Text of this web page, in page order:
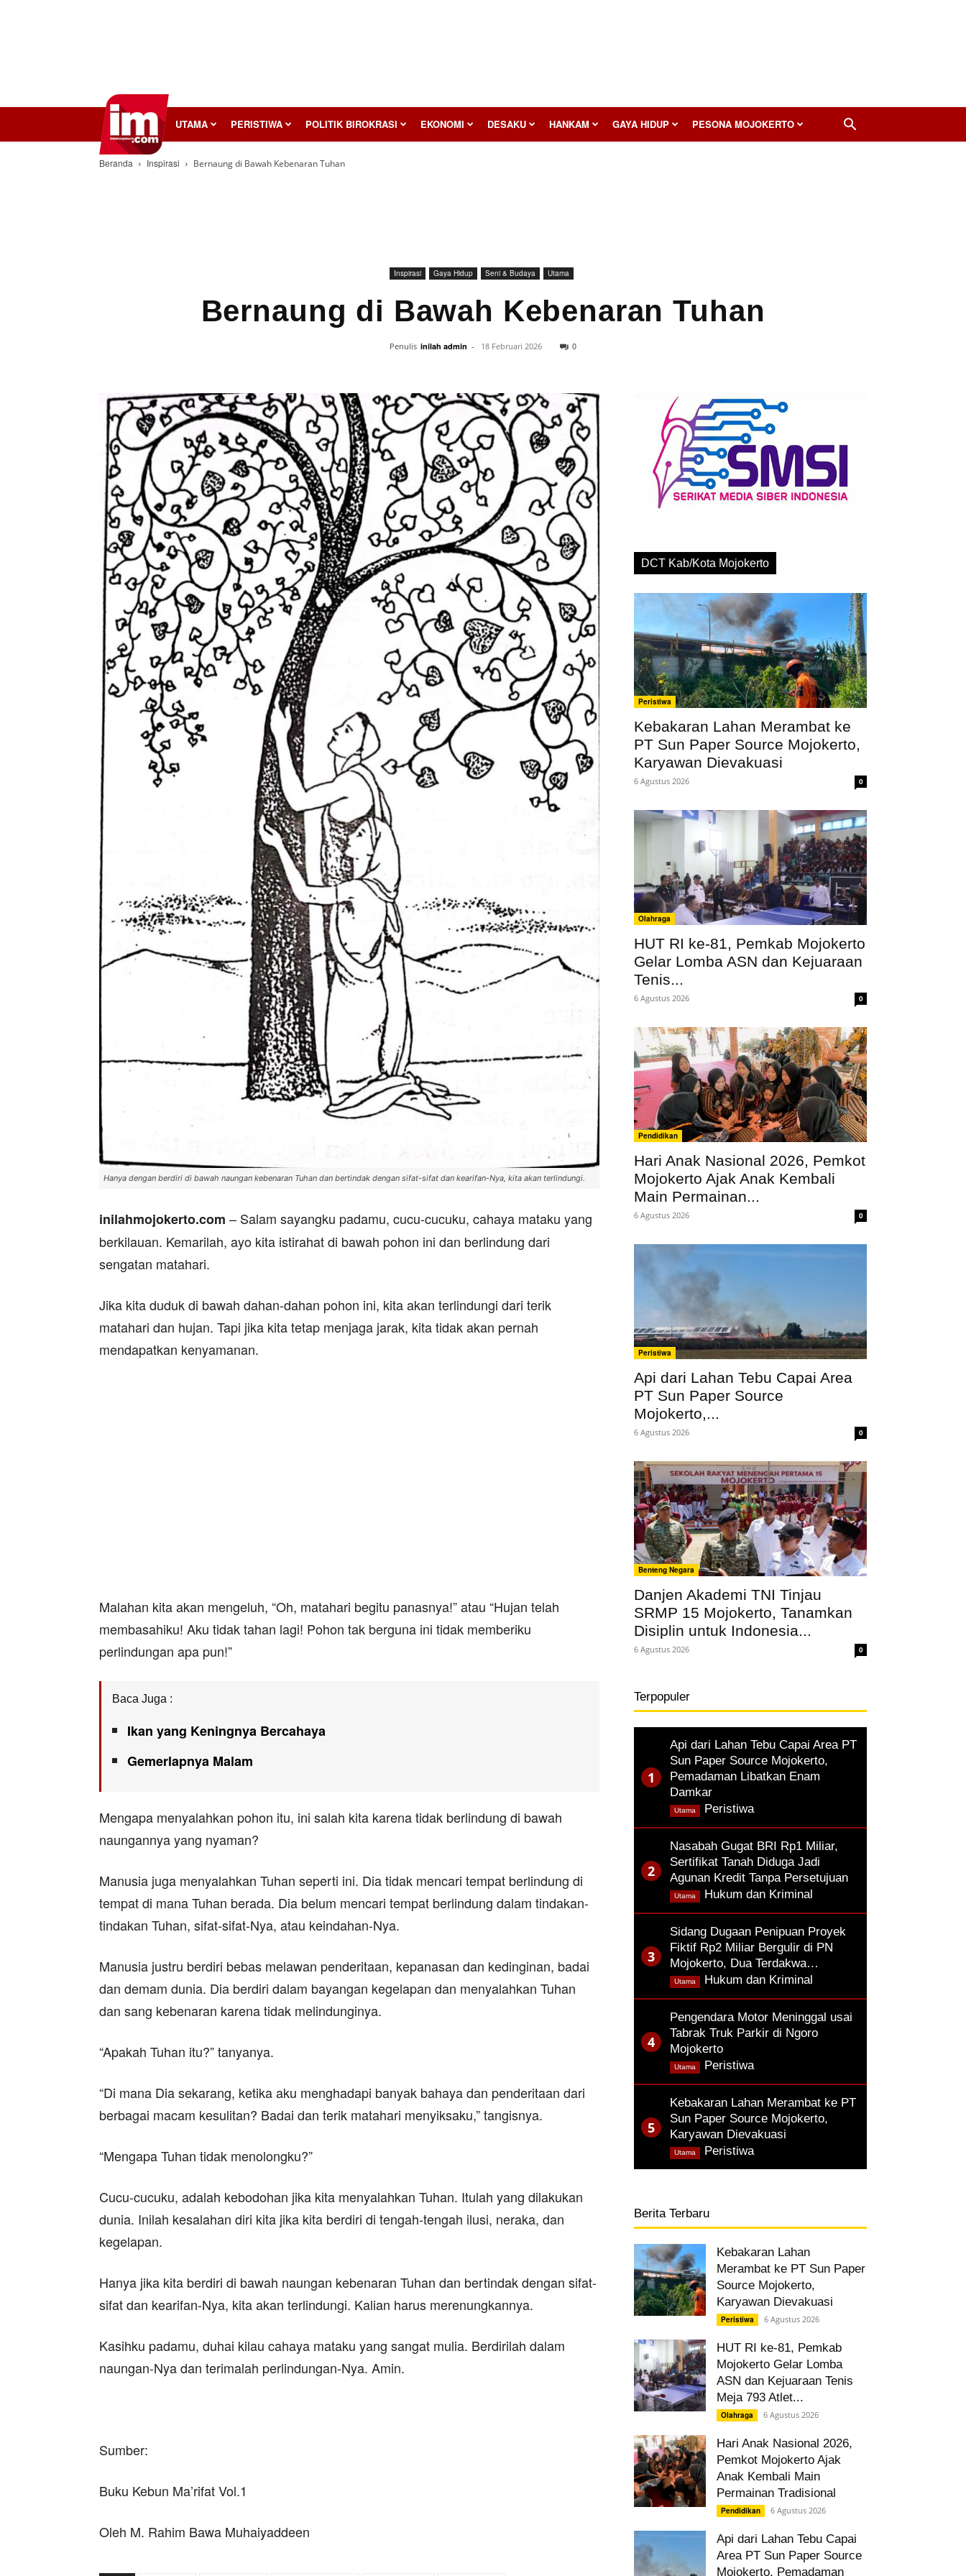
InilahMojokerto UTAMA PERISTIWA POLITIK BIROKRASI EKONOMI DESAKU HANKAM GAYA HIDUP PESONA MOJOKERTO
Beranda Inspirasi Bernaung di Bawah Kebenaran Tuhan
Inspirasi Gaya Hidup Seni & Budaya Utama
Bernaung di Bawah Kebenaran Tuhan
Penulis inilah admin - 18 Februari 2026 0
Hanya dengan berdiri di bawah naungan kebenaran Tuhan dan bertindak dengan sifat-sifat dan kearifan-Nya, kita akan terlindungi.
inilahmojokerto.com – Salam sayangku padamu, cucu-cucuku, cahaya mataku yang
berkilauan. Kemarilah, ayo kita istirahat di bawah pohon ini dan berlindung dari
sengatan matahari.
Jika kita duduk di bawah dahan-dahan pohon ini, kita akan terlindungi dari terik
matahari dan hujan. Tapi jika kita tetap menjaga jarak, kita tidak akan pernah
mendapatkan kenyamanan.
Malahan kita akan mengeluh, “Oh, matahari begitu panasnya!” atau “Hujan telah
membasahiku! Aku tidak tahan lagi! Pohon tak berguna ini tidak memberiku
perlindungan apa pun!”
Baca Juga :
Ikan yang Keningnya Bercahaya
Gemerlapnya Malam
Mengapa menyalahkan pohon itu, ini salah kita karena tidak berlindung di bawah
naungannya yang nyaman?
Manusia juga menyalahkan Tuhan seperti ini. Dia tidak mencari tempat berlindung di
tempat di mana Tuhan berada. Dia belum mencari tempat berlindung dalam tindakan-
tindakan Tuhan, sifat-sifat-Nya, atau keindahan-Nya.
Manusia justru berdiri bebas melawan penderitaan, kepanasan dan kedinginan, badai
dan demam dunia. Dia berdiri dalam bayangan kegelapan dan menyalahkan Tuhan
dan sang kebenaran karena tidak melindunginya.
“Apakah Tuhan itu?” tanyanya.
“Di mana Dia sekarang, ketika aku menghadapi banyak bahaya dan penderitaan dari
berbagai macam kesulitan? Badai dan terik matahari menyiksaku,” tangisnya.
“Mengapa Tuhan tidak menolongku?”
Cucu-cucuku, adalah kebodohan jika kita menyalahkan Tuhan. Itulah yang dilakukan
dunia. Inilah kesalahan diri kita jika kita berdiri di tengah-tengah ilusi, neraka, dan
kegelapan.
Hanya jika kita berdiri di bawah naungan kebenaran Tuhan dan bertindak dengan sifat-
sifat dan kearifan-Nya, kita akan terlindungi. Kalian harus merenungkannya.
Kasihku padamu, duhai kilau cahaya mataku yang sangat mulia. Berdirilah dalam
naungan-Nya dan terimalah perlindungan-Nya. Amin.
Sumber:
Buku Kebun Ma’rifat Vol.1
Oleh M. Rahim Bawa Muhaiyaddeen
DCT Kab/Kota Mojokerto
Peristiwa
Kebakaran Lahan Merambat ke
PT Sun Paper Source Mojokerto,
Karyawan Dievakuasi
6 Agustus 2026 0
Olahraga
HUT RI ke-81, Pemkab Mojokerto
Gelar Lomba ASN dan Kejuaraan
Tenis...
6 Agustus 2026 0
Pendidikan
Hari Anak Nasional 2026, Pemkot
Mojokerto Ajak Anak Kembali
Main Permainan...
6 Agustus 2026 0
Peristiwa
Api dari Lahan Tebu Capai Area
PT Sun Paper Source
Mojokerto,...
6 Agustus 2026 0
Benteng Negara
Danjen Akademi TNI Tinjau
SRMP 15 Mojokerto, Tanamkan
Disiplin untuk Indonesia...
6 Agustus 2026 0
Terpopuler
Api dari Lahan Tebu Capai Area PT
Sun Paper Source Mojokerto,
Pemadaman Libatkan Enam
Damkar
Peristiwa,
Utama
Nasabah Gugat BRI Rp1 Miliar,
Sertifikat Tanah Diduga Jadi
Agunan Kredit Tanpa Persetujuan
Hukum dan Kriminal
Utama
Sidang Dugaan Penipuan Proyek
Fiktif Rp2 Miliar Bergulir di PN
Mojokerto, Dua Terdakwa…
Hukum dan Kriminal
Utama
Pengendara Motor Meninggal usai
Tabrak Truk Parkir di Ngoro
Mojokerto
Peristiwa,
Utama
Kebakaran Lahan Merambat ke PT
Sun Paper Source Mojokerto,
Karyawan Dievakuasi
Peristiwa,
Utama
Berita Terbaru
Kebakaran Lahan
Merambat ke PT Sun Paper
Source Mojokerto,
Karyawan Dievakuasi
Peristiwa 6 Agustus 2026
HUT RI ke-81, Pemkab
Mojokerto Gelar Lomba
ASN dan Kejuaraan Tenis
Meja 793 Atlet...
Olahraga 6 Agustus 2026
Hari Anak Nasional 2026,
Pemkot Mojokerto Ajak
Anak Kembali Main
Permainan Tradisional
Pendidikan 6 Agustus 2026
Api dari Lahan Tebu Capai
Area PT Sun Paper Source
Mojokerto, Pemadaman